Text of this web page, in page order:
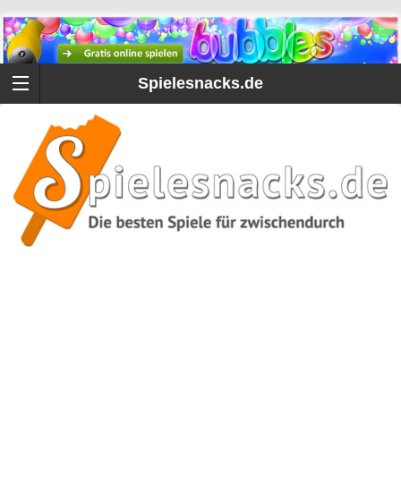
Spielesnacks.de